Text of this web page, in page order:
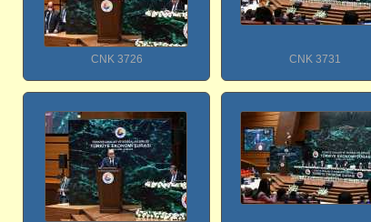
CNK 3726 CNK 3731